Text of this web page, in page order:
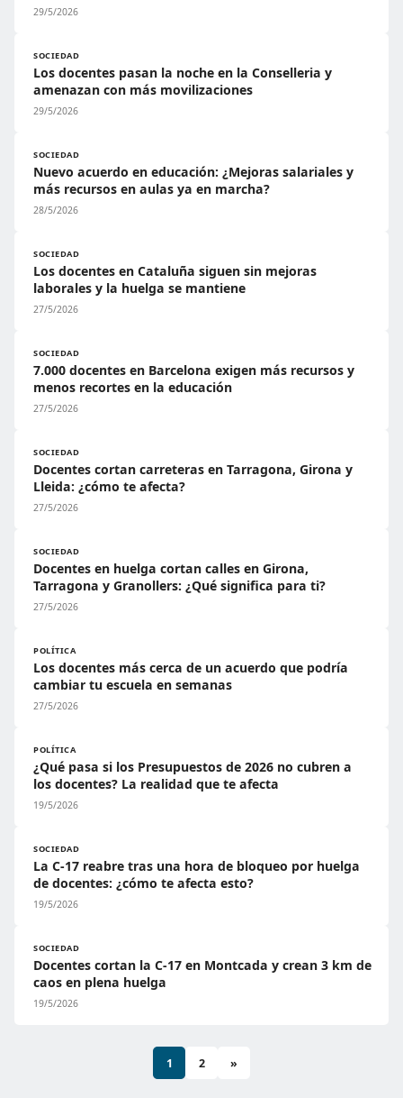
29/5/2026
SOCIEDAD
Los docentes pasan la noche en la Conselleria y
amenazan con más movilizaciones
29/5/2026
SOCIEDAD
Nuevo acuerdo en educación: ¿Mejoras salariales y
más recursos en aulas ya en marcha?
28/5/2026
SOCIEDAD
Los docentes en Cataluña siguen sin mejoras
laborales y la huelga se mantiene
27/5/2026
SOCIEDAD
7.000 docentes en Barcelona exigen más recursos y
menos recortes en la educación
27/5/2026
SOCIEDAD
Docentes cortan carreteras en Tarragona, Girona y
Lleida: ¿cómo te afecta?
27/5/2026
SOCIEDAD
Docentes en huelga cortan calles en Girona,
Tarragona y Granollers: ¿Qué significa para ti?
27/5/2026
POLÍTICA
Los docentes más cerca de un acuerdo que podría
cambiar tu escuela en semanas
27/5/2026
POLÍTICA
¿Qué pasa si los Presupuestos de 2026 no cubren a
los docentes? La realidad que te afecta
19/5/2026
SOCIEDAD
La C-17 reabre tras una hora de bloqueo por huelga
de docentes: ¿cómo te afecta esto?
19/5/2026
SOCIEDAD
Docentes cortan la C-17 en Montcada y crean 3 km de
caos en plena huelga
19/5/2026
1 2 »